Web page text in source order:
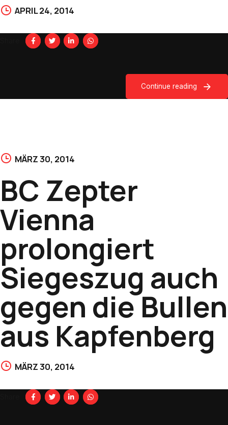
APRIL 24, 2014
Continue reading
MÄRZ 30, 2014
BC Zepter
Vienna
prolongiert
Siegeszug auch
gegen die Bullen
aus Kapfenberg
MÄRZ 30, 2014